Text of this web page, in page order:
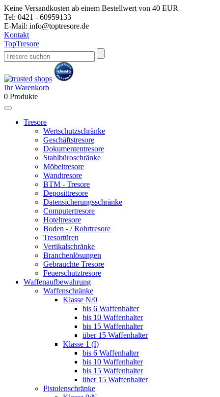
Keine Versandkosten ab einem Bestellwert von 40 EUR
Tel: 0421 - 60959133
E-Mail: info@toptresore.de
Kontakt
TopTresore
Ihr Warenkorb
0 Produkte
Tresore
Wertschutzschränke
Geschäftstresore
Dokumententresore
Stahlbüroschränke
Möbeltresore
Wandtresore
BTM - Tresore
Deposittresore
Datensicherungsschränke
Computertresore
Hoteltresore
Boden - / Rohrtresore
Tresortüren
Vertikalschränke
Branchenlösungen
Gebrauchte Tresore
Feuerschutztresore
Waffenaufbewahrung
Waffenschränke
Klasse N/0
bis 6 Waffenhalter
bis 10 Waffenhalter
bis 15 Waffenhalter
über 15 Waffenhalter
Klasse 1 (I)
bis 6 Waffenhalter
bis 10 Waffenhalter
bis 15 Waffenhalter
über 15 Waffenhalter
Pistolenschränke